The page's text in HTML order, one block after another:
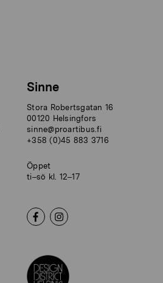
Sinne
Stora Robertsgatan 16
00120 Helsingfors
sinne@proartibus.fi
+358 (0)45 883 3716
Öppet
ti–sö kl. 12–17